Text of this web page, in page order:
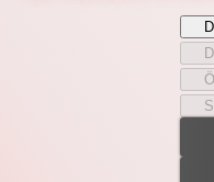
dass der Gruppe
die entscheidende
jemandem, der zu